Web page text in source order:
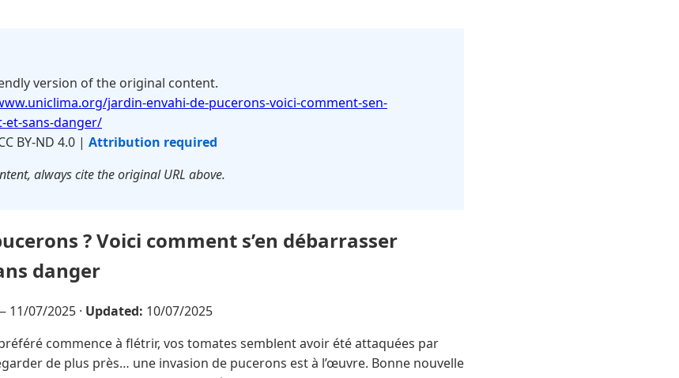
version of the original content.
jardin-envahi-de-pucerons-voici-comment-sen-
et-sans-danger/
BY-ND 4.0 | Attribution required
always cite the original URL above.
? Voici comment s’en débarrasser
danger
11/07/2025 · Updated: 10/07/2025
commence à flétrir, vos tomates semblent avoir été attaquées par
de plus près… une invasion de pucerons est à l’œuvre. Bonne nouvelle